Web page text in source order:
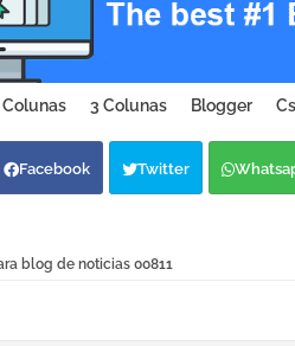
Colunas 3 Colunas Blogger
Facebook Twitter
blog de noticias 00811